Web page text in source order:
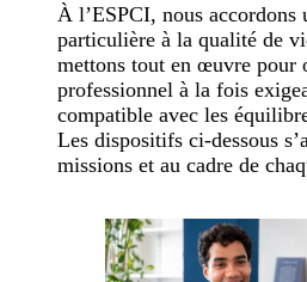
À l’ESPCI, nous accordons
particulière à la qualité de
mettons tout en œuvre pour
professionnel à la fois
compatible avec les
Les dispositifs ci-dessous
missions et au cadre de